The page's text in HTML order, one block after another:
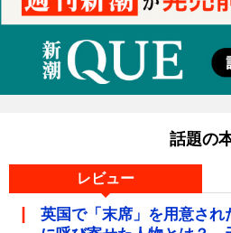
話題の
レビュー
英国で「末席」を用意され